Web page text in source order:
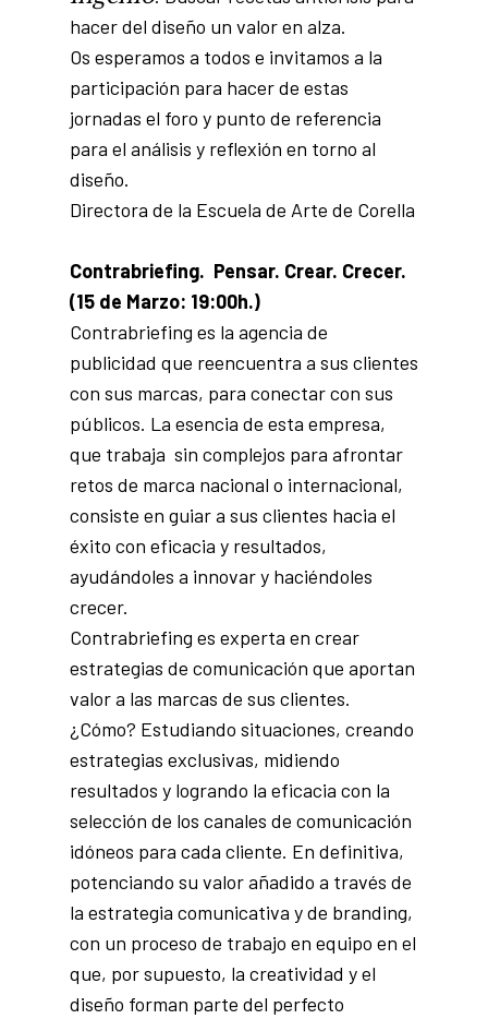
hacer del diseño un valor en alza.
Os esperamos a todos e invitamos a la
participación para hacer de estas
jornadas el foro y punto de referencia
para el análisis y reflexión en torno al
diseño.
Directora de la Escuela de Arte de Corella
Contrabriefing. Pensar. Crear. Crecer.
(15 de Marzo: 19:00h.)
Contrabriefing es la agencia de
publicidad que reencuentra a sus clientes
con sus marcas, para conectar con sus
públicos. La esencia de esta empresa,
que trabaja sin complejos para afrontar
retos de marca nacional o internacional,
consiste en guiar a sus clientes hacia el
éxito con eficacia y resultados,
ayudándoles a innovar y haciéndoles
crecer.
Contrabriefing es experta en crear
estrategias de comunicación que aportan
valor a las marcas de sus clientes.
¿Cómo? Estudiando situaciones, creando
estrategias exclusivas, midiendo
resultados y logrando la eficacia con la
selección de los canales de comunicación
idóneos para cada cliente. En definitiva,
potenciando su valor añadido a través de
la estrategia comunicativa y de branding,
con un proceso de trabajo en equipo en el
que, por supuesto, la creatividad y el
diseño forman parte del perfecto